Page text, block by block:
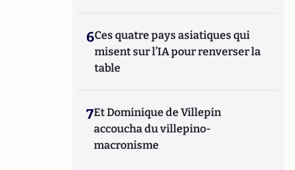
6Ces quatre pays asiatiques qui
misent sur l’IA pour renverser la
table
7Et Dominique de Villepin
accoucha du villepino-
macronisme